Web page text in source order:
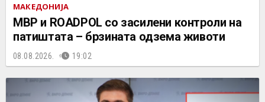
МАКЕДОНИЈА
МВР и ROADPOL со засилени контроли на
патиштата – брзината одзема животи
08.08.2026. 19:02